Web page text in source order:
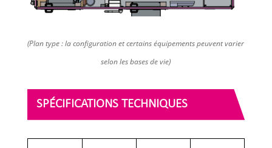
(Plan type : la configuration et certains équipements peuvent varier
selon les bases de vie)
SPÉCIFICATIONS TECHNIQUES